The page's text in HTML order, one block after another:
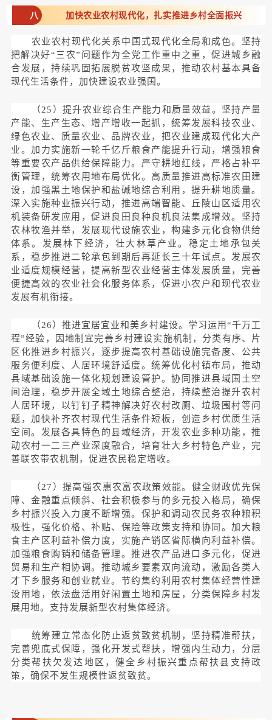
八 加快农业农村现代化，扎实推进乡村全面振兴
农业农村现代化关系中国式现代化全局和成色。坚持
把解决好“三农”问题作为全党工作重中之重，促进城乡融
合发展，持续巩固拓展脱贫攻坚成果，推动农村基本具备
现代生活条件，加快建设农业强国。
（25）提升农业综合生产能力和质量效益。坚持产量
产能、生产生态、增产增收一起抓，统筹发展科技农业、
绿色农业、质量农业、品牌农业，把农业建成现代化大产
业。加力实施新一轮千亿斤粮食产能提升行动，增强粮食
等重要农产品供给保障能力。严守耕地红线，严格占补平
衡管理，统筹农用地布局优化。高质量推进高标准农田建
设，加强黑土地保护和盐碱地综合利用，提升耕地质量。
深入实施种业振兴行动，推进高端智能、丘陵山区适用农
机装备研发应用，促进良田良种良机良法集成增效。坚持
农林牧渔并举，发展现代设施农业，构建多元化食物供给
体系。发展林下经济，壮大林草产业。稳定土地承包关
系，稳步推进二轮承包到期后再延长三十年试点。发展农
业适度规模经营，提高新型农业经营主体发展质量，完善
便捷高效的农业社会化服务体系，促进小农户和现代农业
发展有机衔接。
（26）推进宜居宜业和美乡村建设。学习运用“千万工
程”经验，因地制宜完善乡村建设实施机制，分类有序、片
区化推进乡村振兴，逐步提高农村基础设施完备度、公共
服务便利度、人居环境舒适度。统筹优化村镇布局，推动
县域基础设施一体化规划建设管护。协同推进县域国土空
间治理，稳步开展全域土地综合整治，持续整治提升农村
人居环境，以钉钉子精神解决好农村改厕、垃圾围村等问
题，加快补齐农村现代生活条件短板，创造乡村优质生活
空间。发展各具特色的县域经济，开发农业多种功能，推
动农村一二三产业深度融合，培育壮大乡村特色产业，完
善联农带农机制，促进农民稳定增收。
（27）提高强农惠农富农政策效能。健全财政优先保
障、金融重点倾斜、社会积极参与的多元投入格局，确保
乡村振兴投入力度不断增强。保护和调动农民务农种粮积
极性，强化价格、补贴、保险等政策支持和协同。加大粮
食主产区利益补偿力度，实施产销区省际横向利益补偿。
加强粮食购销和储备管理。推进农产品进口多元化，促进
贸易和生产相协调。推动城乡要素双向流动，激励各类人
才下乡服务和创业就业。节约集约利用农村集体经营性建
设用地，依法盘活用好闲置土地和房屋，分类保障乡村发
展用地。支持发展新型农村集体经济。
统筹建立常态化防止返贫致贫机制，坚持精准帮扶，
完善兜底式保障，强化开发式帮扶，增强内生动力，分层
分类帮扶欠发达地区，健全乡村振兴重点帮扶县支持政
策，确保不发生规模性返贫致贫。